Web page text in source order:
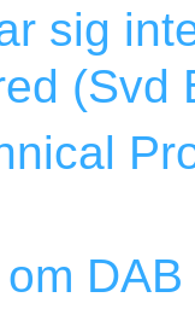
sig
(Svd